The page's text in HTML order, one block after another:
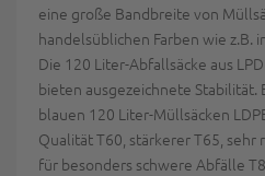
eine große Bandbreite von
handelsüblichen Farben wie z.B.
Die 120 Liter-Abfallsäcke aus
bieten ausgezeichnete Stabilität.
blauen 120 Liter-Müllsäcken
Qualität T60, stärkerer T65,
für besonders schwere Abfälle